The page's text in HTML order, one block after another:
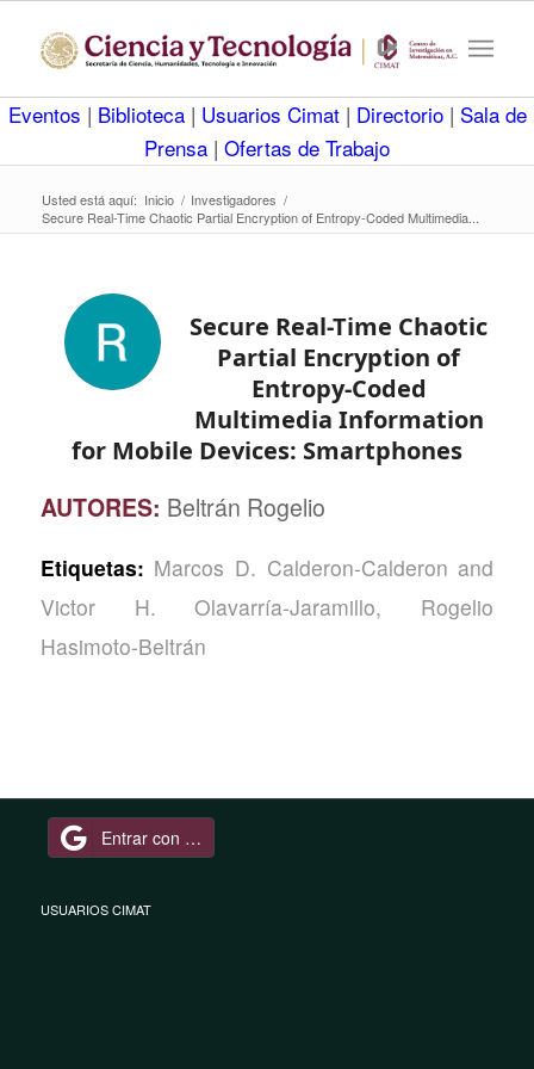
Eventos | Biblioteca | Usuarios Cimat | Directorio | Sala de
Prensa | Ofertas de Trabajo
Usted está aquí: Inicio / Investigadores /
Secure Real-Time Chaotic Partial Encryption of Entropy-Coded Multimedia...
Secure Real-Time Chaotic
Partial Encryption of
Entropy-Coded
Multimedia Information
for Mobile Devices: Smartphones
AUTORES: Beltrán Rogelio
Etiquetas: Marcos D. Calderon-Calderon and
Victor H. Olavarría-Jaramillo, Rogelio
Hasimoto-Beltrán
Entrar con Google
USUARIOS CIMAT